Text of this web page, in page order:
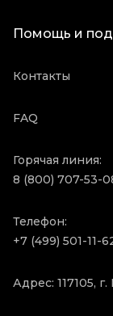
Помощь и
Контакты
FAQ
Горячая линия:
8 (800) 707-53-
Телефон:
+7 (499) 501-11-
Адрес: 117105,